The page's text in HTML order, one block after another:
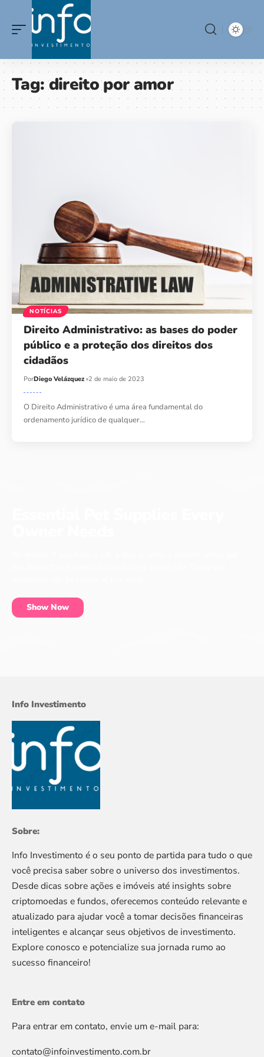
Tag:direito por amor
NOTÍCIAS
Direito Administrativo: as bases do poder
público e a proteção dos direitos dos
cidadãos
PorDiego Velázquez 2 de maio de 2023
O Direito Administrativo é uma área fundamental do
ordenamento jurídico de qualquer…
Show Now
Info Investimento
Sobre:
Info Investimento é o seu ponto de partida para tudo o que
você precisa saber sobre o universo dos investimentos.
Desde dicas sobre ações e imóveis até insights sobre
criptomoedas e fundos, oferecemos conteúdo relevante e
atualizado para ajudar você a tomar decisões financeiras
inteligentes e alcançar seus objetivos de investimento.
Explore conosco e potencialize sua jornada rumo ao
sucesso financeiro!
Entre em contato
Para entrar em contato, envie um e-mail para:
contato@infoinvestimento.com.br